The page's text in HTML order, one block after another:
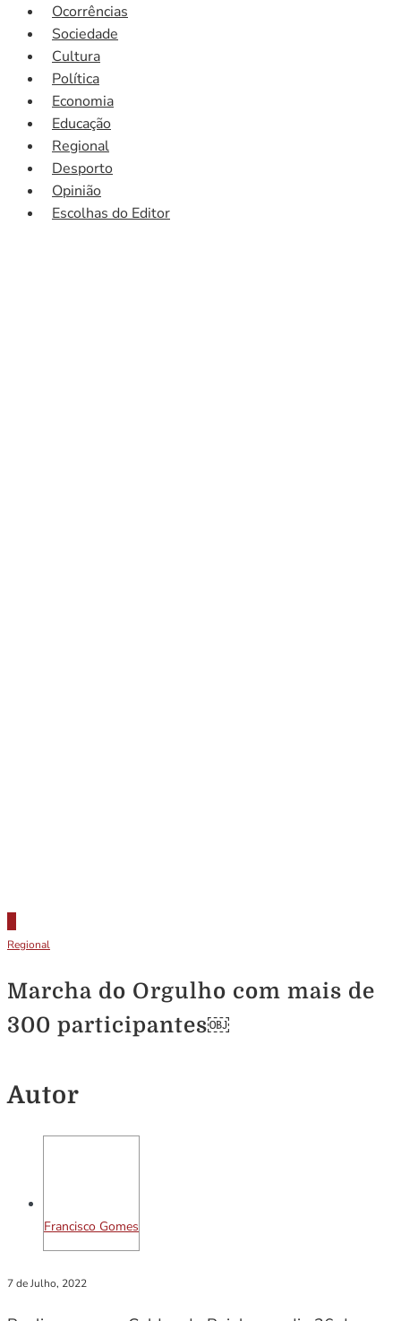
Ocorrências
Sociedade
Cultura
Política
Economia
Educação
Regional
Desporto
Opinião
Escolhas do Editor
Regional
Marcha do Orgulho com mais de
300 participantes￼
Autor
Francisco Gomes
7 de Julho, 2022